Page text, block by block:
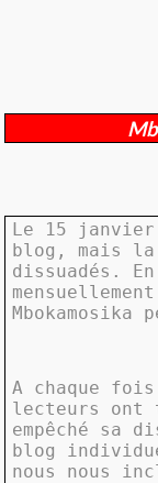
Le 15
blog, mais
dissuadés.
A chaque
lecteurs ont
empêché sa
blog
nous nous